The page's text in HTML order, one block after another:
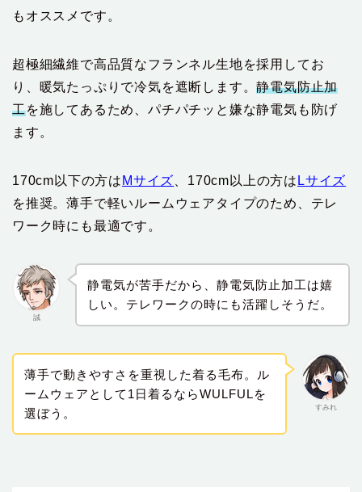
もオススメです。
超極細繊維で高品質なフランネル生地を採用してお
り、暖気たっぷりで冷気を遮断します。静電気防止加
工を施してあるため、パチパチッと嫌な静電気も防げ
ます。
170cm以下の方は Mサイズ 、170cm以上の方は Lサイズ
を推奨。薄手で軽いルームウェアタイプのため、テレ
ワーク時にも最適です。
誠
静電気が苦手だから、静電気防止加工は嬉
しい。テレワークの時にも活躍しそうだ。
すみれ
薄手で動きやすさを重視した着る毛布。ル
ームウェアとして1日着るならWULFULを
選ぼう。